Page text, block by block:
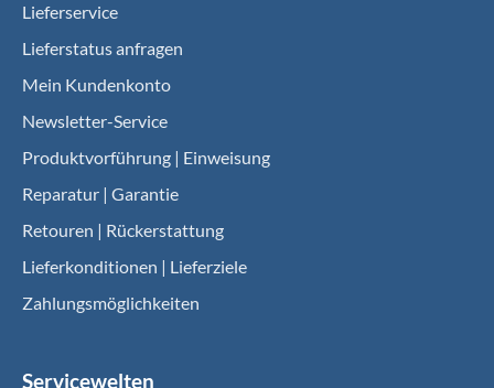
Lieferservice
Lieferstatus anfragen
Mein Kundenkonto
Newsletter-Service
Produktvorführung | Einweisung
Reparatur | Garantie
Retouren | Rückerstattung
Lieferkonditionen | Lieferziele
Zahlungsmöglichkeiten
Servicewelten